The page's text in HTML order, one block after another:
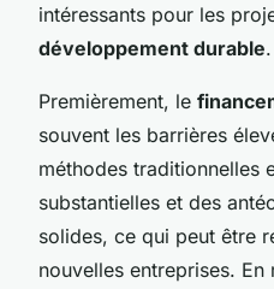
intéressants pour les
développement durable.
Premièrement, le
souvent les barrières
méthodes traditionnelles
substantielles et des
solides, ce qui peut être
nouvelles entreprises.